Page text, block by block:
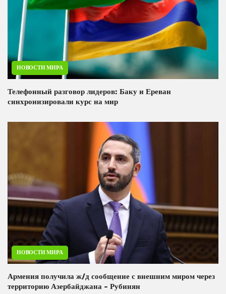
НОВОСТИ МИРА
Телефонный разговор лидеров: Баку и Ереван
синхронизировали курс на мир
НОВОСТИ МИРА
Армения получила ж/д сообщение с внешним миром через
территорию Азербайджана - Рубинян